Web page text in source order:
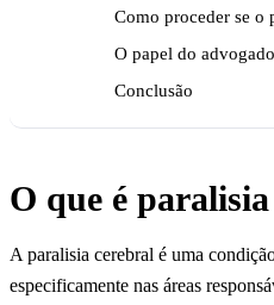
Como proceder se o
O papel do
Conclusão
O que é
A paralisia cerebral é uma
especificamente nas áreas